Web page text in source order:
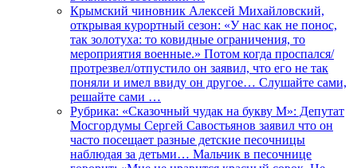
Крымский чиновник Алексей Михайловский,
открывая курортный сезон: «У нас как не понос,
так золотуха: то ковидные ограничения, то
мероприятия военные.» Потом когда проспался/
протрезвел/отпустило он заявил, что его не так
поняли и имел ввиду он другое… Слушайте сами,
решайте сами …
Рубрика: «Сказочный чудак на букву М»: Депутат
Мосгордумы Сергей Савостьянов заявил что он
часто посещает разные детские песочницы
наблюдая за детьми… Мальчик в песочнице